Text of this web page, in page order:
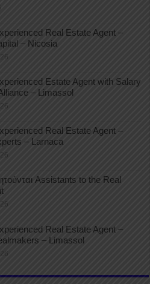
Real Estate Agent –
– Nicosia
Estate Agent with Salary
– Limassol
Real Estate Agent –
– Larnaca
Assistants to the Real
Real Estate Agent –
– Limassol